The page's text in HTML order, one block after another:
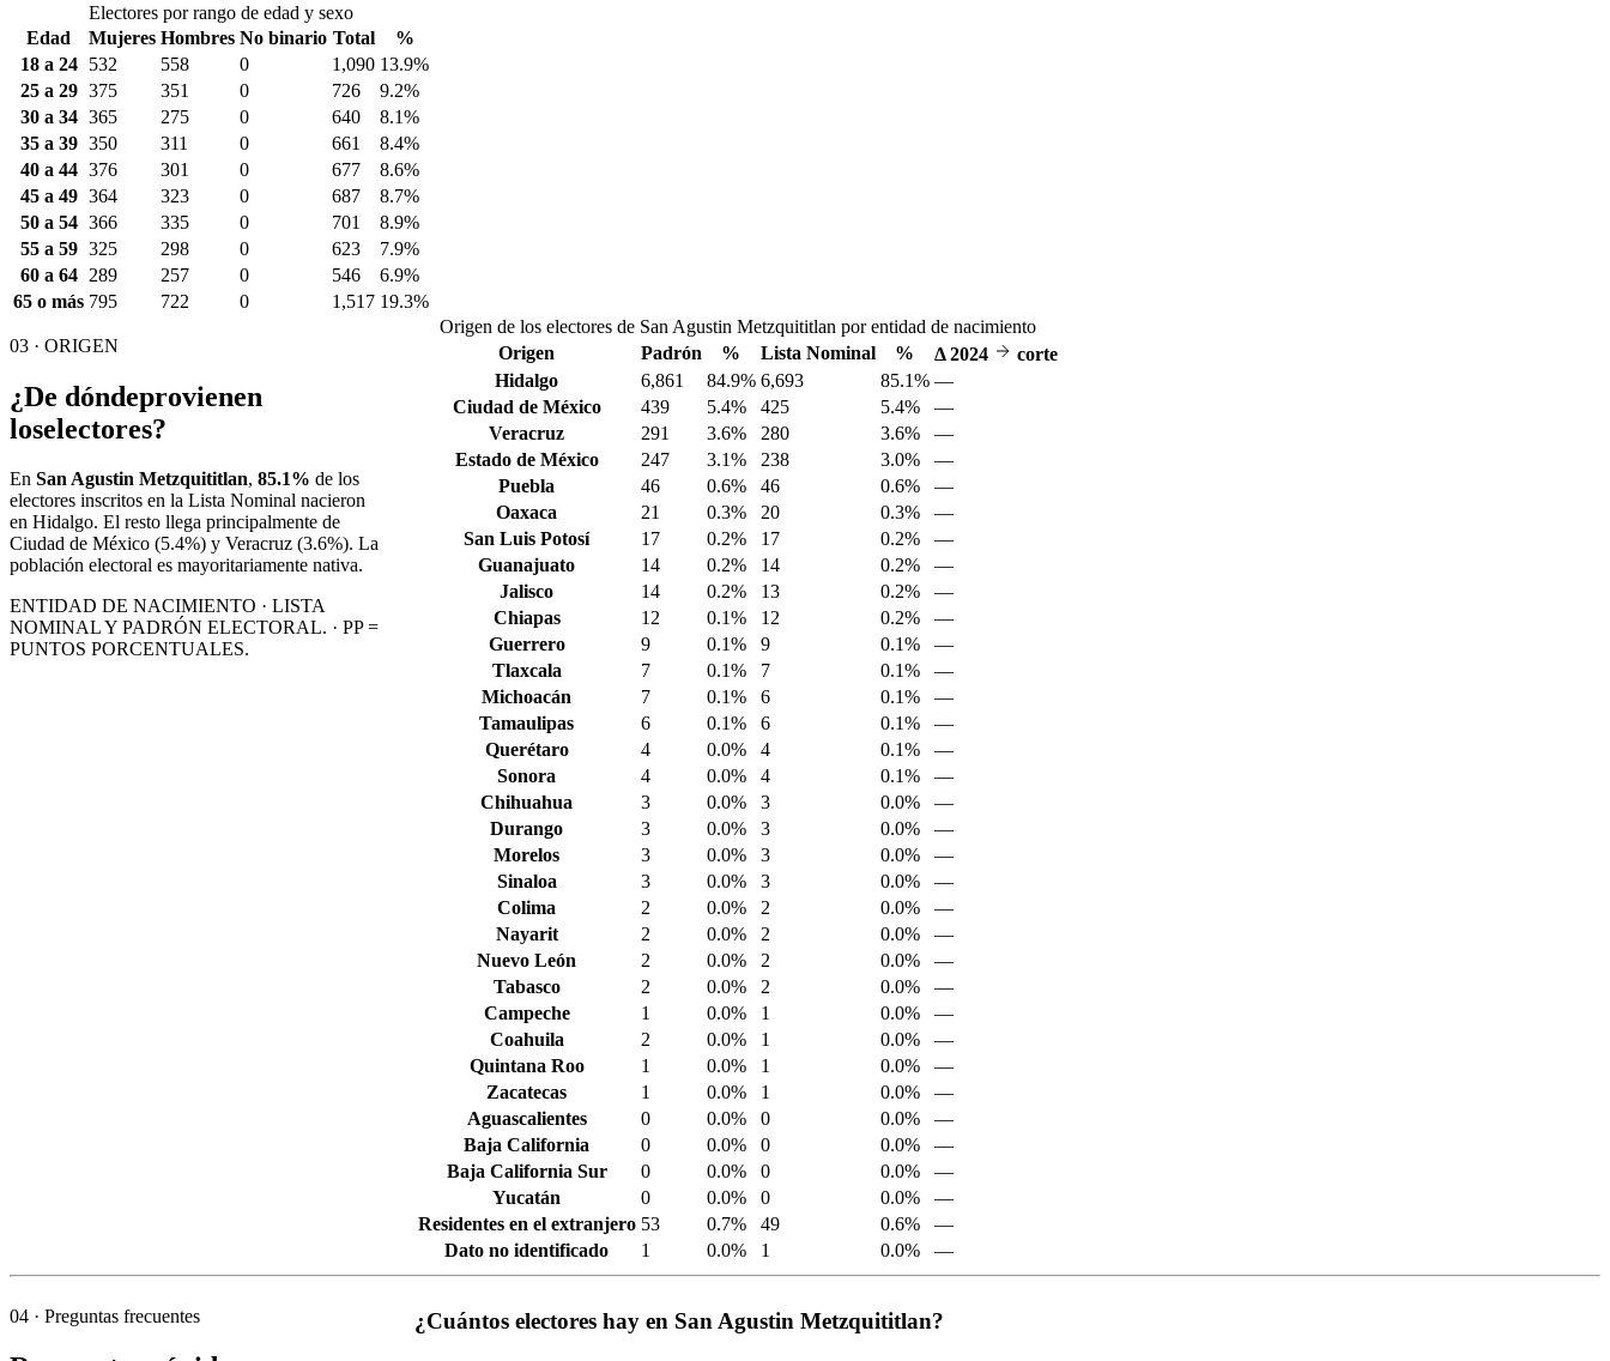
Electores por rango de edad y sexo
Edad
Mujeres Hombres No binario Total
%
18 a 24
532 558 0 1,090 13.9%
25 a 29 375 351 0 726
9.2%
30 a 34 365 275 0 640
8.1%
35 a 39 350 311 0 661
8.4%
40 a 44 376 301 0 677
8.6%
45 a 49 364 323 0 687
8.7%
50 a 54 366 335 0 701
8.9%
55 a 59 325 298 0 623
7.9%
60 a 64
289 257 0 546
6.9%
65 o más 795 722 0 1,517 19.3%
03 · ORIGEN
¿De dóndeprovienen
loselectores?
En San Agustin Metzquititlan, 85.1% de los
electores inscritos en la Lista Nominal nacieron
en Hidalgo. El resto llega principalmente de
Ciudad de México (5.4%) y Veracruz (3.6%). La
población electoral es mayoritariamente nativa.
ENTIDAD DE NACIMIENTO · LISTA
NOMINAL Y PADRÓN ELECTORAL. · PP =
PUNTOS PORCENTUALES.
Origen de los electores de San Agustin Metzquititlan por entidad de nacimiento
Origen
Padrón % Lista Nominal % Δ2024
corte
Hidalgo
6,861 84.9% 6,693 85.1% —
Ciudad de México
439 5.4% 425 5.4%
—
Veracruz
291 3.6% 280 3.6%
—
Estado de México
247 3.1% 238 3.0%
—
Puebla
46 0.6% 46 0.6%
—
Oaxaca
21 0.3% 20 0.3%
—
San Luis Potosí
17 0.2% 17 0.2%
—
Guanajuato
14 0.2% 14 0.2%
—
Jalisco
14 0.2% 13 0.2%
—
Chiapas
12 0.1% 12 0.2%
—
Guerrero
9 0.1% 9 0.1%
—
Tlaxcala
7 0.1% 7 0.1%
—
Michoacán
7 0.1% 6 0.1%
—
Tamaulipas
6 0.1% 6 0.1%
—
Querétaro
4 0.0% 4 0.1%
—
Sonora
4 0.0% 4 0.1%
—
Chihuahua
3 0.0% 3 0.0%
—
Durango
3 0.0% 3 0.0%
—
Morelos
3 0.0% 3 0.0%
—
Sinaloa
3 0.0% 3 0.0%
—
Colima
2 0.0% 2 0.0%
—
Nayarit
2 0.0% 2 0.0%
—
Nuevo León
2 0.0% 2 0.0%
—
Tabasco
2 0.0% 2 0.0%
—
Campeche
1 0.0% 1 0.0%
—
Coahuila
2 0.0% 1 0.0%
—
Quintana Roo
1 0.0% 1 0.0%
—
Zacatecas
1 0.0% 1 0.0%
—
Aguascalientes
0 0.0% 0 0.0%
—
Baja California
0 0.0% 0 0.0%
—
Baja California Sur
0 0.0% 0 0.0%
—
Yucatán
0 0.0% 0 0.0%
—
Residentes en el extranjero 53 0.7% 49 0.6%
—
Dato no identificado
1 0.0% 1 0.0% —
04 · Preguntas frecuentes ¿Cuántos electores hay en San Agustin Metzquititlan?